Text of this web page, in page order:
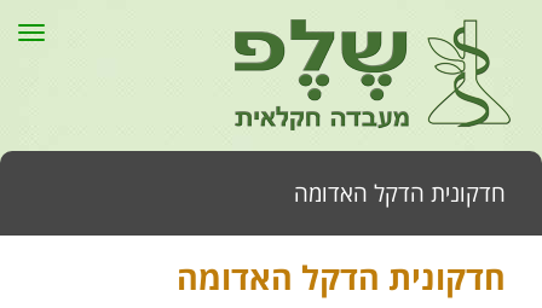
חדקונית הדקל האדומה
דף הבית » כללי »
חדקונית הדקל האדומה